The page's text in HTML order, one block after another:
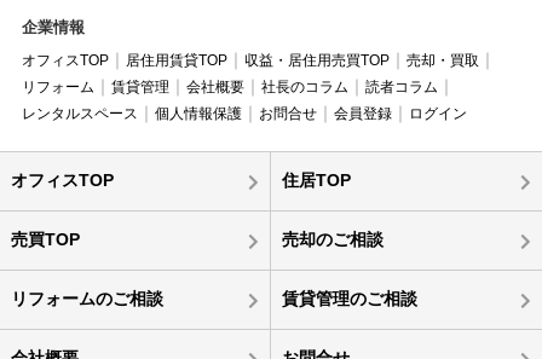
企業情報
オフィスTOP 居住用賃貸TOP 収益・居住用売買TOP
売却・買取
リフォーム
賃貸管理 会社概要 社長のコラム
読者コラム
レンタルスペース
個人情報保護 お問合せ 会員登録 ログイン
オフィスTOP 住居TOP
売買TOP 売却のご相談
リフォームのご相談 賃貸管理のご相談